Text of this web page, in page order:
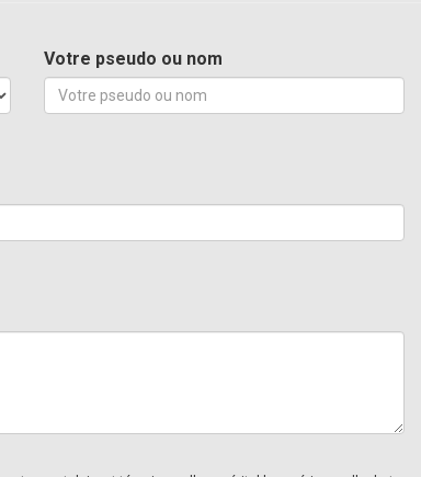
Votre pseudo ou nom